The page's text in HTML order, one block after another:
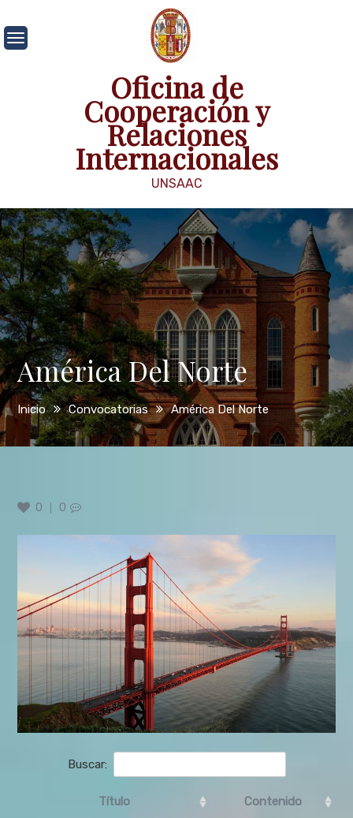
to
content
Oficina de
Cooperación y
Relaciones
Internacionales
UNSAAC
América Del Norte
Inicio Convocatorias América Del Norte
0 0
Buscar:
Título Contenido